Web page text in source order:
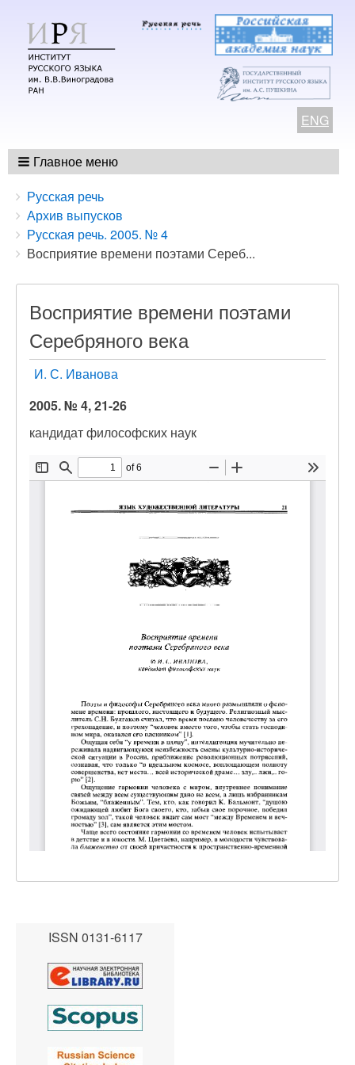
ENG
Главное меню
Breadcrumbs
You
are
here:
Русская речь
Архив выпусков
Русская речь. 2005. № 4
Восприятие времени поэтами Сереб...
Восприятие времени поэтами
Серебряного века
И. С. Иванова
2005. № 4, 21-26
кандидат философских наук
ISSN 0131-6117